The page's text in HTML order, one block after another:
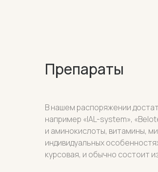
Препараты
В нашем распоряжении
например «IAL-system»,
и аминокислоты, витамины,
индивидуальных
курсовая, и обычно состоит